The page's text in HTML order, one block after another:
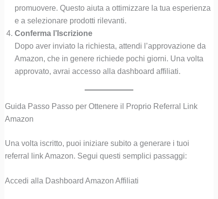
promuovere. Questo aiuta a ottimizzare la tua esperienza
e a selezionare prodotti rilevanti.
Conferma l’Iscrizione
Dopo aver inviato la richiesta, attendi l’approvazione da
Amazon, che in genere richiede pochi giorni. Una volta
approvato, avrai accesso alla dashboard affiliati.
Guida Passo Passo per Ottenere il Proprio Referral Link
Amazon
Una volta iscritto, puoi iniziare subito a generare i tuoi
referral link Amazon. Segui questi semplici passaggi:
Accedi alla Dashboard Amazon Affiliati